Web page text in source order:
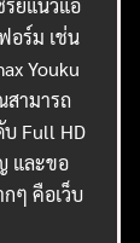
อร์ม เช่น
Youku
ามารถ
บ Full HD
และขอ
ๆ คือเว็บ